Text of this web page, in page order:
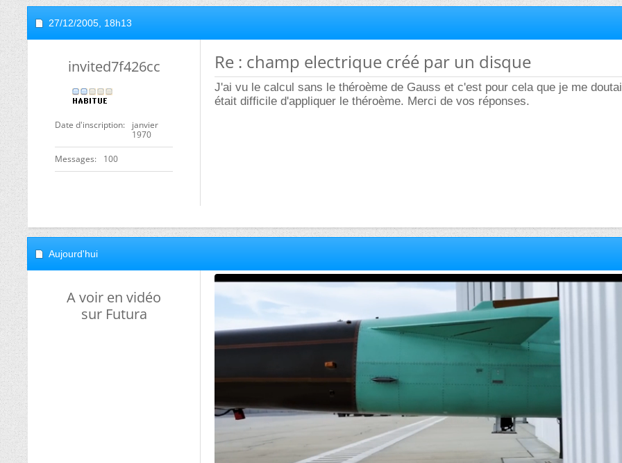
27/12/2005, 18h13
invited7f426cc
Date d'inscription
janvier
1970
Messages 100
Re : champ electrique créé par un disque
J'ai vu le calcul sans le théroème de Gauss et c'est pour cela que je me
était difficile d'appliquer le théroème. Merci de vos réponses.
Aujourd'hui
A voir en vidéo
sur Futura